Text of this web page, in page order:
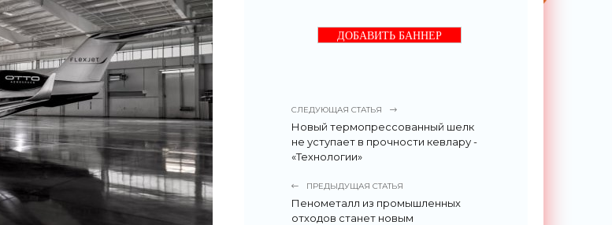
ДОБАВИТЬ БАННЕР
СЛЕДУЮЩАЯ СТАТЬЯ
Новый термопрессованный шелк
не уступает в прочности кевлару -
«Технологии»
ПРЕДЫДУЩАЯ СТАТЬЯ
Пенометалл из промышленных
отходов станет новым